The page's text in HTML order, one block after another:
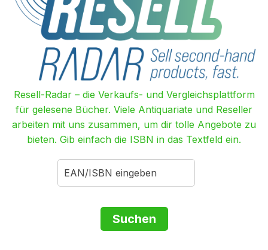
Resell-Radar – die Verkaufs- und Vergleichsplattform
für gelesene Bücher. Viele Antiquariate und Reseller
arbeiten mit uns zusammen, um dir tolle Angebote zu
bieten. Gib einfach die ISBN in das Textfeld ein.